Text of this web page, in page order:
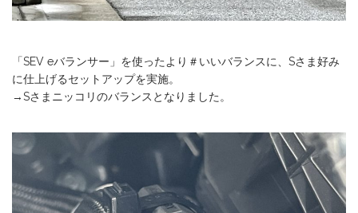
「SEV eバランサー」を使ったより＃いいバランスに、Sさま好み
に仕上げるセットアップを実施。
→Sさまニッコリのバランスとなりました。